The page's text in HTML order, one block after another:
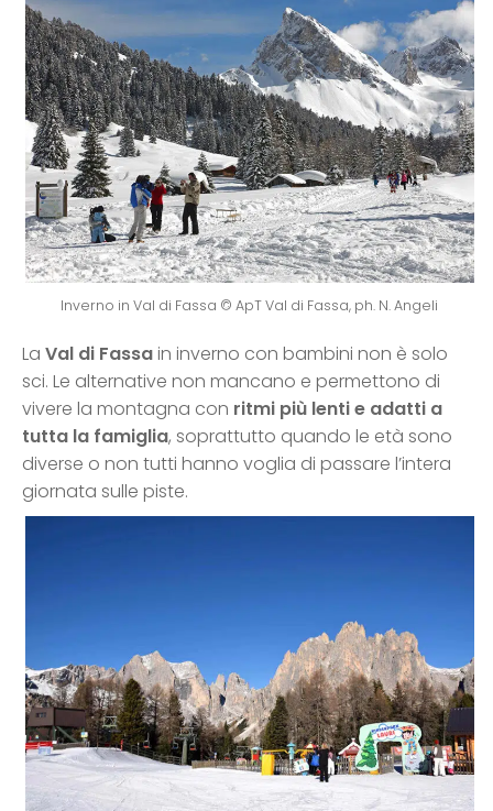
Inverno in Val di Fassa © ApT Val di Fassa, ph. N. Angeli
La Val di Fassain inverno con bambini non è solo
sci. Le alternative non mancano e permettono di
vivere la montagna con ritmi più lenti e adatti a
tutta la famiglia, soprattutto quando le età sono
diverse o non tutti hanno voglia di passare l’intera
giornata sulle piste.